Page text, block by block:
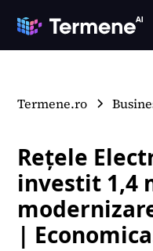
Termene.ro
Rețele
investit 1,4
|